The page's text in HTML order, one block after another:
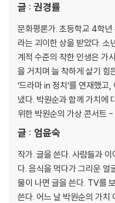
글 : 권경률
문화평론가. 초등학교 4학년
라는 괴이한 상을 받았다. 소
계적 수준의 착한 인생은 가
을 거치며 늘 착하게 살기 힘
‘드라마 in 정치’를 연재했고,
냈다. 박원순과 함께 가치에
위한 박원순의 가상 콘서트 -
글 : 엄윤숙
작가. 글을 쓴다. 사람들과
다. 음식을 먹다가 그리운 얼
물이 나면 글을 쓴다. TV를
쓴다. 어느 날 박원순의 가치